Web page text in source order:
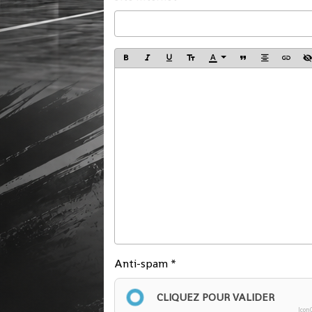
Anti-spam
CLIQUEZ POUR VALIDER